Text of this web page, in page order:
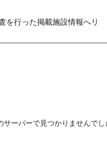
を行った掲載施設情報へリ